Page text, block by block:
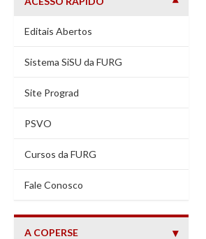
Editais Abertos
Sistema SiSU da FURG
Site Prograd
PSVO
Cursos da FURG
(abre em nova janela)
Fale Conosco
A COPERSE